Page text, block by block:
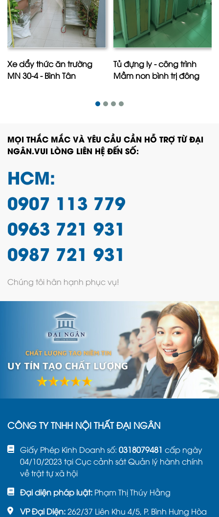
Xe dẩy thức ăn trường
MN 30-4 - Bình Tân
Tủ đựng ly - công trình
Mầm non bình trị đông
MỌI THẮC MẮC VÀ YÊU CẦU CẦN HỖ TRỢ TỪ ĐẠI
NGÂN.VUI LÒNG LIÊN HỆ ĐẾN SỐ:
HCM:
0907 113 779
0963 721 931
0987 721 931
Chúng tôi hân hạnh phục vụ!
CÔNG TY TNHH NỘI THẤT ĐẠI NGÂN
Giấy Phép Kinh Doanh số: 0318079481 cấp ngày
04/10/2023 tại Cục cảnh sát Quản lý hành chính
về trật tự xã hội
Đại diện pháp luật: Phạm Thị Thúy Hằng
VP Đại Diện:262/37 Liên Khu 4/5, P. Bình Hưng Hòa